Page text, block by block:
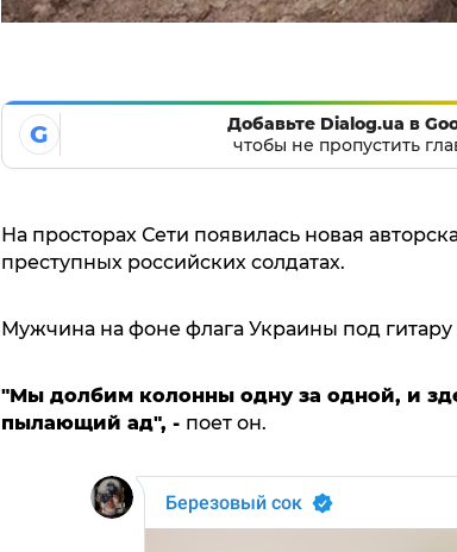
G
Добавьте Dialog.ua в
чтобы не пропустить
На просторах Сети появилась новая
преступных российских солдатах.
Мужчина на фоне флага Украины под гитару
"Мы долбим колонны одну за одной, и
пылающий ад", - поет он.